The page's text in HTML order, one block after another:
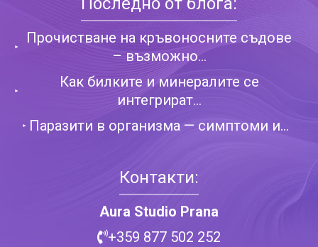
Прочистване на кръвоносните съдове
– възможно...
Как билките и минералите се
интегрират...
Паразити в организма — симптоми и...
Контакти:
Aura Studio Prana
+359 877 502 252